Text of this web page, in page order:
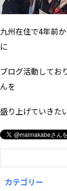
九州在住で4年前
に
ブログ活動してお
んを
盛り上げていきた
カテゴリー